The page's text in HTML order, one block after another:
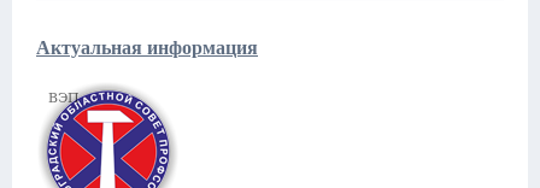
Актуальная информация